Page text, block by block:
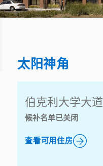
太阳神角
伯克利大学大道
候补名单已关闭
查看可用住房